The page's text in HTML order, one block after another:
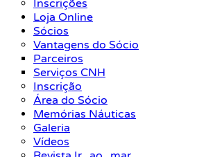
Inscrições
Loja Online
Sócios
Vantagens do Sócio
Parceiros
Serviços CNH
Inscrição
Área do Sócio
Memórias Náuticas
Galeria
Vídeos